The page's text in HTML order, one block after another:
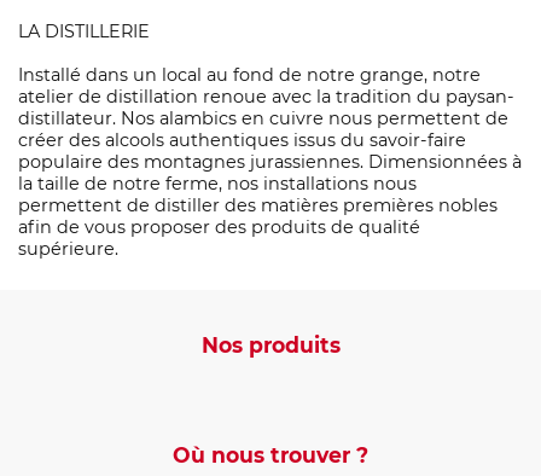
LA DISTILLERIE
Installé dans un local au fond de notre grange, notre
atelier de distillation renoue avec la tradition du paysan-
distillateur. Nos alambics en cuivre nous permettent de
créer des alcools authentiques issus du savoir-faire
populaire des montagnes jurassiennes. Dimensionnées à
la taille de notre ferme, nos installations nous
permettent de distiller des matières premières nobles
afin de vous proposer des produits de qualité
supérieure.
Nos produits
Où nous trouver ?